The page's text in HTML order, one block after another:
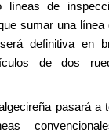
líneas de
sumar una línea
definitiva en
de dos
pasará a